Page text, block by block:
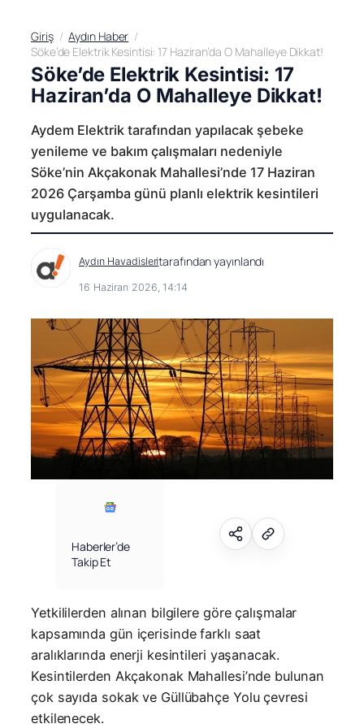
Giriş
Aydın Haber
Söke’de Elektrik Kesintisi: 17 Haziran’da O Mahalleye Dikkat!
Söke’de Elektrik Kesintisi: 17
Haziran’da O Mahalleye Dikkat!
Aydem Elektrik tarafından yapılacak şebeke
yenileme ve bakım çalışmaları nedeniyle
Söke’nin Akçakonak Mahallesi’nde 17 Haziran
2026 Çarşamba günü planlı elektrik kesintileri
uygulanacak.
Aydın Havadisleritarafından yayınlandı
16 Haziran 2026, 14:14
Haberler’de
Takip Et
Yetkililerden alınan bilgilere göre çalışmalar
kapsamında gün içerisinde farklı saat
aralıklarında enerji kesintileri yaşanacak.
Kesintilerden Akçakonak Mahallesi’nde bulunan
çok sayıda sokak ve Güllübahçe Yolu çevresi
etkilenecek.